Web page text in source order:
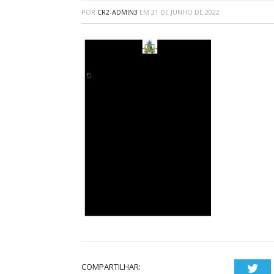
POR CR2-ADMIN3 EM 21 DE JUNHO DE 2022
COMPARTILHAR: